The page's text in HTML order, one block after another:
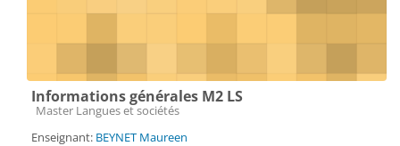
Informations générales M2 LS
Catégorie de cours
Master Langues et sociétés
Enseignant: BEYNET Maureen